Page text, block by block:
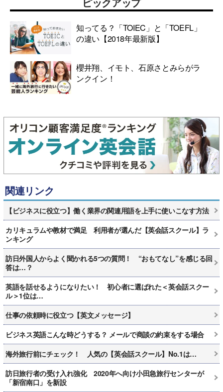
知ってる？「TOIEC」と「TOEFL」
の違い【2018年最新版】
櫻井翔、イモト、石原さとみらがラ
ンクイン！
関連リンク
【ビジネスに役立つ】働く業界の関連用語を上手に使いこなす方法
カリキュラムや教材で満足 利用者が選んだ【英会話スクール】ラ
ンキング
訪日外国人からよく聞かれる5つの質問！ “おもてなし”を感じる回
答は…？
英語を話せるようになりたい！ 初心者に選ばれた＜英会話スクー
ル＞1位は…
仕事の依頼時に役立つ【英文メッセージ】
ビジネス英語こんな時どうする？ メールで商談の約束をする場合
海外旅行前にチェック！ 人気の【英会話スクール】No.1は…
訪日旅行者の受け入れ強化 2020年へ向け小田急旅行センターが
「新宿南口」を新設